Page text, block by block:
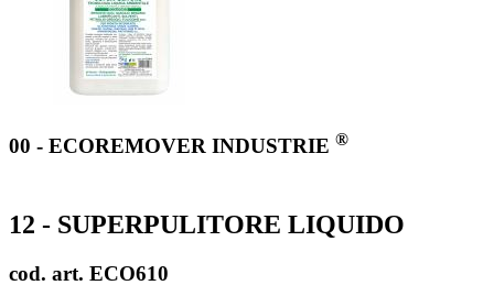
00 - ECOREMOVER INDUSTRIE ®
12 - SUPERPULITORE LIQUIDO
cod. art. ECO610